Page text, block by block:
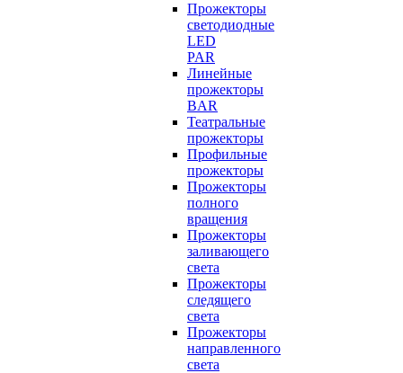
Прожекторы
светодиодные
LED
PAR
Линейные
прожекторы
BAR
Театральные
прожекторы
Профильные
прожекторы
Прожекторы
полного
вращения
Прожекторы
заливающего
света
Прожекторы
следящего
света
Прожекторы
направленного
света